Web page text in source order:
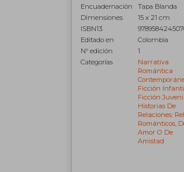
Encuadernación
Tapa Blanda
Dimensiones
15 x 21 cm
ISBN13
Editado en
Colombia
N° edición
1
Categorías
Narrativa
Romántica
Ficción
Ficción
Historias De
Relaciones:
Románticos,
Amor O De
Amistad